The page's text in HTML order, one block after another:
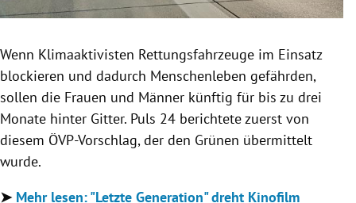
Wenn Klimaaktivisten Rettungsfahrzeuge im Einsatz
blockieren und dadurch Menschenleben gefährden,
sollen die Frauen und Männer künftig für bis zu drei
Monate hinter Gitter. Puls 24 berichtete zuerst von
diesem ÖVP-Vorschlag, der den Grünen übermittelt
wurde.
➤ Mehr lesen:"Letzte Generation" dreht Kinofilm